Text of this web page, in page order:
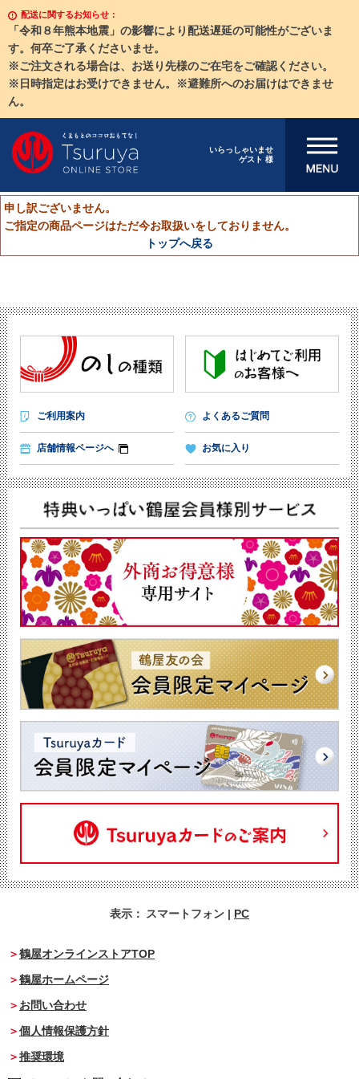
配送に関するお知らせ：
「令和８年熊本地震」の影響により配送遅延の可能性がございま
す。何卒ご了承くださいませ。
※ご注文される場合は、お送り先様のご在宅をご確認ください。
※日時指定はお受けできません。※避難所へのお届けはできませ
ん。
いらっしゃいませ
ゲスト 様
メニューを開
申し訳ございません。
ご指定の商品ページはただ今お取扱いをしておりません。
トップへ戻る
ご利用案内 よくあるご質問
店舗情報ページへ お気に入り
表示： スマートフォン | PC
鶴屋オンラインストアTOP
鶴屋ホームページ
お問い合わせ
個人情報保護方針
推奨環境